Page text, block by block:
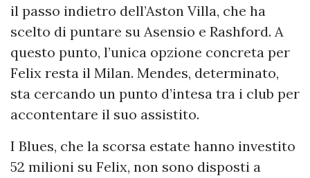
il passo indietro dell’Aston Villa, che ha
scelto di puntare su Asensio e Rashford. A
questo punto, l’unica opzione concreta per
Felix resta il Milan. Mendes, determinato,
sta cercando un punto d’intesa tra i club per
accontentare il suo assistito.
I Blues, che la scorsa estate hanno investito
52 milioni su Felix, non sono disposti a